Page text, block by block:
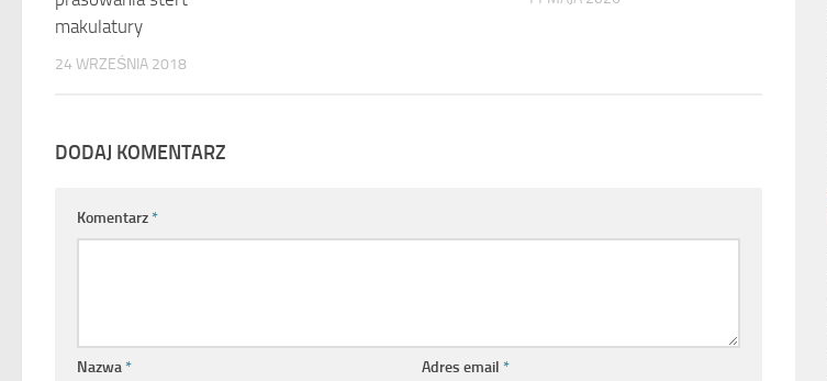
makulatury
24 WRZEŚNIA 2018
DODAJ KOMENTARZ
Komentarz*
Nazwa* Adres email*